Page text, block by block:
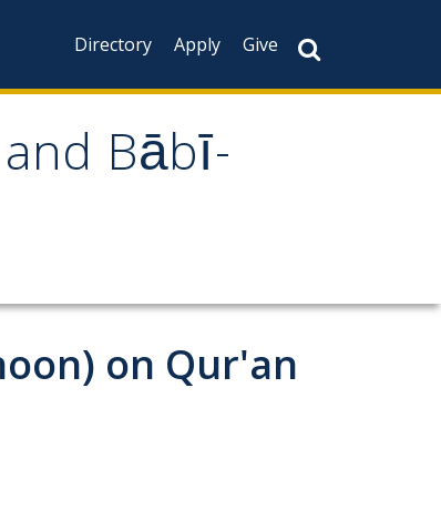
Directory
Apply Give
Bābī-
on Qur'an